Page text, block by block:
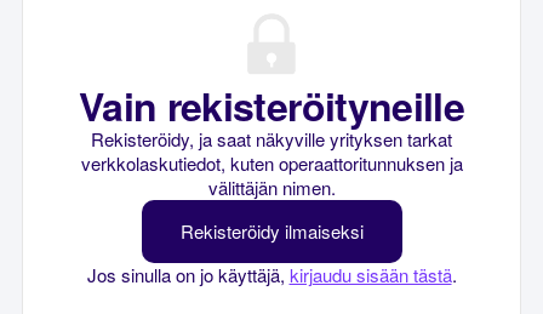
Vain rekisteröityneille
Rekisteröidy, ja saat näkyville yrityksen tarkat
verkkolaskutiedot, kuten operaattoritunnuksen ja
välittäjän nimen.
Rekisteröidy ilmaiseksi
Jos sinulla on jo käyttäjä, kirjaudu sisään tästä.